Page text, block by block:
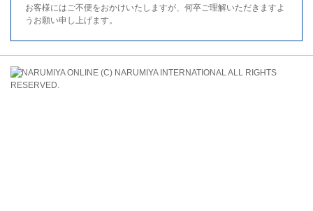
お客様にはご不便をおかけいたしますが、何卒ご理解いただきますよ
うお願い申し上げます。